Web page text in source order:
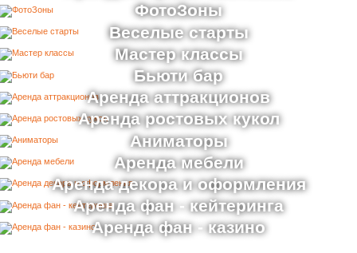
ФотоЗоны
Веселые старты
Мастер классы
Бьюти бар
Аренда аттракционов
Аренда ростовых кукол
Аниматоры
Аренда мебели
Аренда декора и оформления
Аренда фан - кейтеринга
Аренда фан - казино